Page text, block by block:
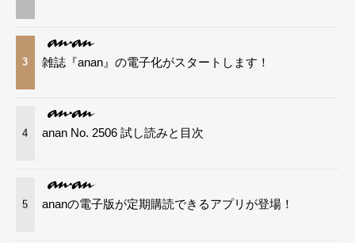
3 雑誌『anan』の電子化がスタートします！
4 anan No. 2506 試し読みと目次
5 ananの電子版が定期購読できるアプリが登場！